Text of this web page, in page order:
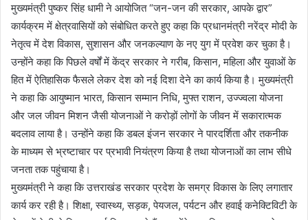
मुख्यमंत्री पुष्कर सिंह धामी ने आयोजित “जन-जन की सरकार, आपके द्वार”
कार्यक्रम में क्षेत्रवासियों को संबोधित करते हुए कहा कि प्रधानमंत्री नरेंद्र मोदी के
नेतृत्व में देश विकास, सुशासन और जनकल्याण के नए युग में प्रवेश कर चुका है।
उन्होंने कहा कि पिछले वर्षों में केंद्र सरकार ने गरीब, किसान, महिला और युवाओं के
हित में ऐतिहासिक फैसले लेकर देश को नई दिशा देने का कार्य किया है। मुख्यमंत्री
ने कहा कि आयुष्मान भारत, किसान सम्मान निधि, मुफ्त राशन, उज्ज्वला योजना
और जल जीवन मिशन जैसी योजनाओं ने करोड़ों लोगों के जीवन में सकारात्मक
बदलाव लाया है। उन्होंने कहा कि डबल इंजन सरकार ने पारदर्शिता और तकनीक
के माध्यम से भ्रष्टाचार पर प्रभावी नियंत्रण किया है तथा योजनाओं का लाभ सीधे
जनता तक पहुंचाया है।
मुख्यमंत्री ने कहा कि उत्तराखंड सरकार प्रदेश के समग्र विकास के लिए लगातार
कार्य कर रही है। शिक्षा, स्वास्थ्य, सड़क, पेयजल, पर्यटन और हवाई कनेक्टिविटी के